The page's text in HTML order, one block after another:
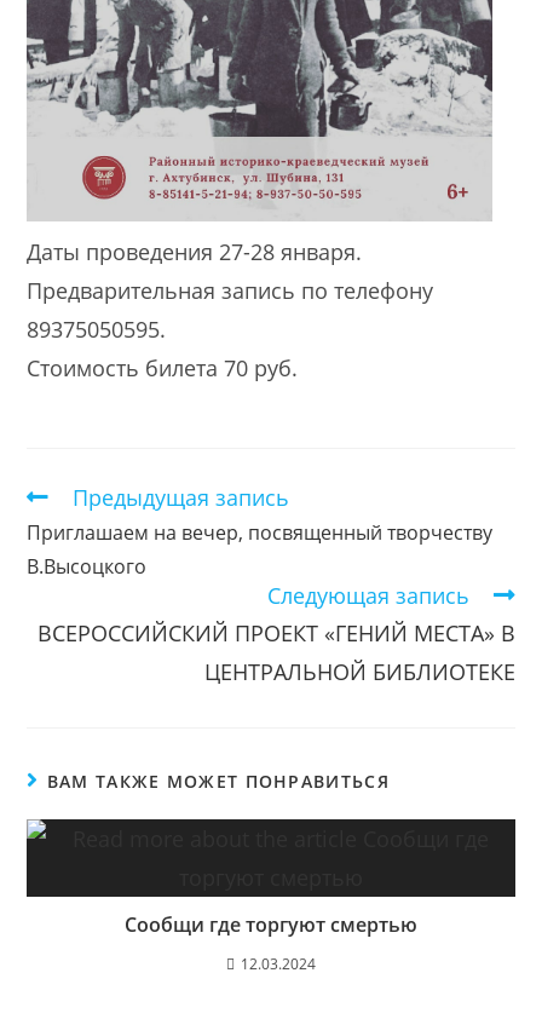
Даты проведения 27-28 января.
Предварительная запись по телефону
89375050595.
Стоимость билета 70 руб.
Еще
Предыдущая запись
Приглашаем на вечер, посвященный творчеству
В.Высоцкого
Следующая запись
ВСЕРОССИЙСКИЙ ПРОЕКТ «ГЕНИЙ МЕСТА» В
ЦЕНТРАЛЬНОЙ БИБЛИОТЕКЕ
ВАМ ТАКЖЕ МОЖЕТ ПОНРАВИТЬСЯ
Сообщи где торгуют смертью
12.03.2024